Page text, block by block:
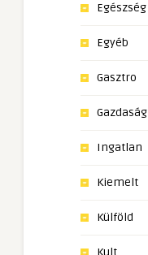
Egészség
Egyéb
Gasztro
Gazdaság
Ingatlan
Kiemelt
Külföld